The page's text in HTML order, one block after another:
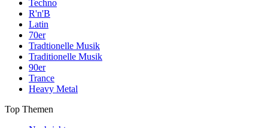
Techno
R'n'B
Latin
70er
Tradtionelle Musik
Traditionelle Musik
90er
Trance
Heavy Metal
Top Themen